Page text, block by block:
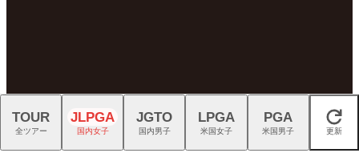
閉じる
TOUR
全ツアー
JLPGA
国内女子
JGTO
国内男子
LPGA
米国女子
PGA
米国男子 更新